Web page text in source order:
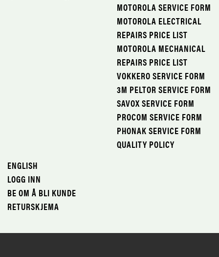
MOTOROLA SERVICE FORM
MOTOROLA ELECTRICAL
REPAIRS PRICE LIST
MOTOROLA MECHANICAL
REPAIRS PRICE LIST
VOKKERO SERVICE FORM
3M PELTOR SERVICE FORM
SAVOX SERVICE FORM
PROCOM SERVICE FORM
PHONAK SERVICE FORM
QUALITY POLICY
ENGLISH
LOGG INN
BE OM Å BLI KUNDE
RETURSKJEMA